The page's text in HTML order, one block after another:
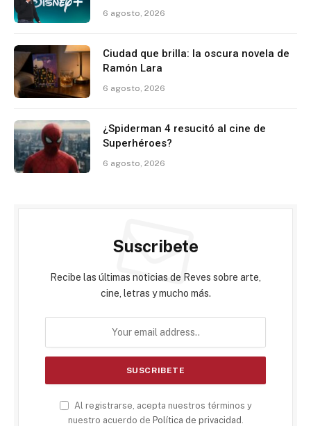
6 agosto, 2026
Ciudad que brilla: la oscura novela de
Ramón Lara
6 agosto, 2026
¿Spiderman 4 resucitó al cine de
Superhéroes?
6 agosto, 2026
Suscribete
Recibe las últimas noticias de Reves sobre arte,
cine, letras y mucho más.
Al registrarse, acepta nuestros términos y
nuestro acuerdo de Política de privacidad